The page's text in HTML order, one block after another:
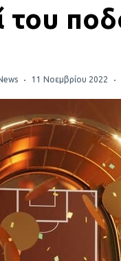
του
11 Νοεμβρίου 2022
αυτό το